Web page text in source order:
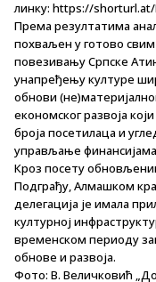
линку: https://shorturl.at/
Према резултатима
похваљен у готово
повезивању Српске
унапређењу културе
обнови
економског развоја
броја посетилаца и
управљање
Кроз посету
Подграђу, Алмашком
делегација је имала
културној
временском периоду
обнове и развоја.
Фото: В. Величковић